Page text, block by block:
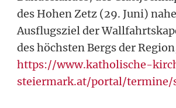
des Hohen Zetz (29. Juni)
Ausflugsziel der
des höchsten Bergs der
https://www.katholische-
steiermark.at/portal/termine/